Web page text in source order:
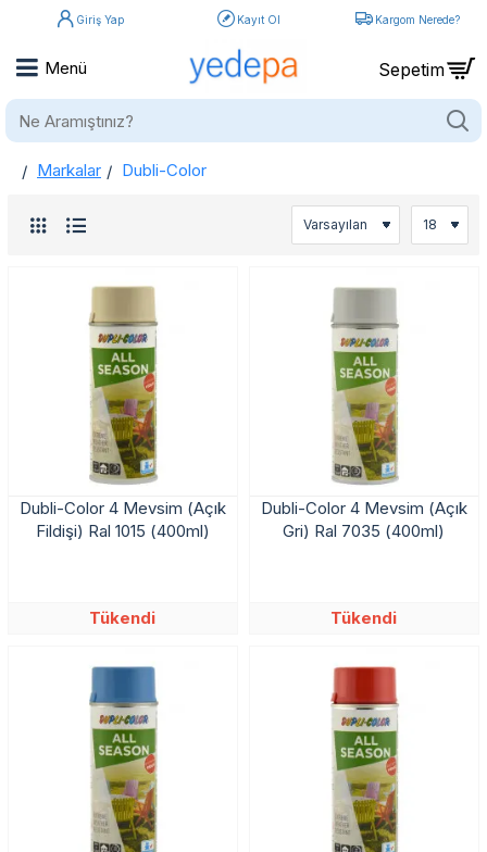
Giriş Yap Kayıt Ol Kargom Nerede?
Ne
home
Markalar Dubli-Color
Dubli-Color 4 Mevsim (Açık
Fildişi) Ral 1015 (400ml)
Tükendi
Dubli-Color 4 Mevsim (Açık
Gri) Ral 7035 (400ml)
Tükendi